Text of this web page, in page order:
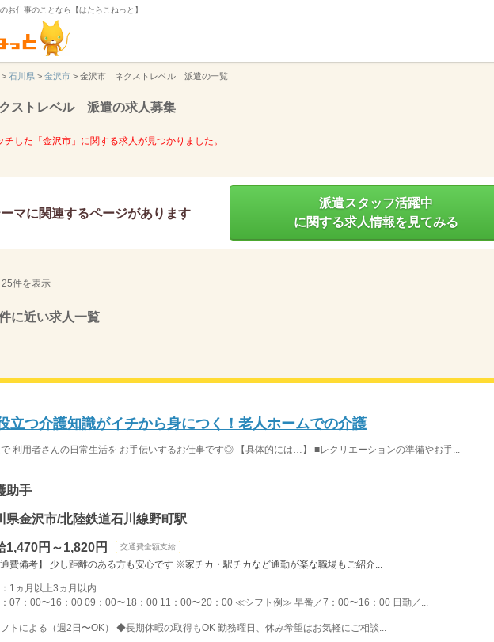
お仕事のことなら【はたらこねっと】
> 石川県 > 金沢市 > 金沢市 ネクストレベル 派遣の一覧
ストレベル 派遣の求人募集
チした「金沢市」に関する求人が見つかりました。
マに関連するページがあります
派遣スタッフ活躍中
に関する求人情報を見てみる
件を表示
に近い求人一覧
立つ介護知識がイチから身につく！老人ホームでの介護
利用者さんの日常生活を お手伝いするお仕事です◎ 【具体的には…】 ■レクリエーションの準備やお手...
助手
県金沢市/北陸鉄道石川線野町駅
1,470円～1,820円 交通費全額支給
通費備考】 少し距離のある方も安心です ※家チカ・駅チカなど通勤が楽な職場もご紹介...
：1ヵ月以上3ヵ月以内
07：00〜16：00 09：00〜18：00 11：00〜20：00 ≪シフト例≫ 早番／7：00〜16：00 日勤／...
トによる（週2日〜OK） ◆長期休暇の取得もOK 勤務曜日、休み希望はお気軽にご相談...